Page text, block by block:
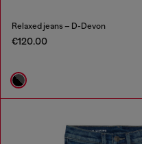
Relaxed jeans – D-Devon
€120.00